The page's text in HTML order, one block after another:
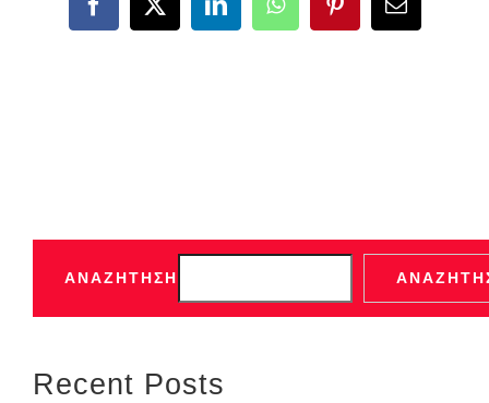
Facebook
X LinkedInWhatsAppPinterestEmail
ΑΝΑΖΉΤΗΣΗ
Recent Posts